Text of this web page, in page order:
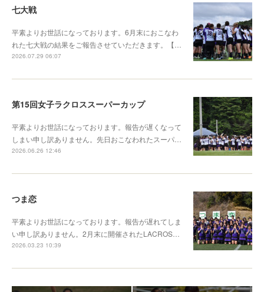
七大戦
平素よりお世話になっております。6月末におこなわ
れた七大戦の結果をご報告させていただきます。【…
2026.07.29 06:07
第15回女子ラクロススーパーカップ
平素よりお世話になっております。報告が遅くなって
しまい申し訳ありません。先日おこなわれたスーパ…
2026.06.26 12:46
つま恋
平素よりお世話になっております。報告が遅れてしま
い申し訳ありません。2月末に開催されたLACROS…
2026.03.23 10:39